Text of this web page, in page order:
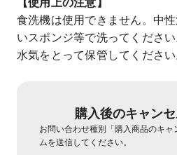
食洗機は使用できません。中
いスポンジ等で洗ってくださ
水気をとって保管してください
購入後のキャン
お問い合わせ種別「購入商品のキャ
ムを送信してください。